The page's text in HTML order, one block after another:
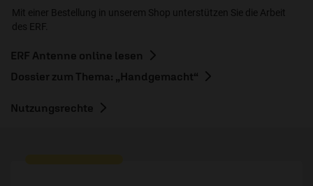
Mit einer Bestellung in unserem Shop unterstützen Sie die Arbeit
des ERF.
ERF Antenne online lesen
Dossier zum Thema: „Handgemacht“
Nutzungsrechte